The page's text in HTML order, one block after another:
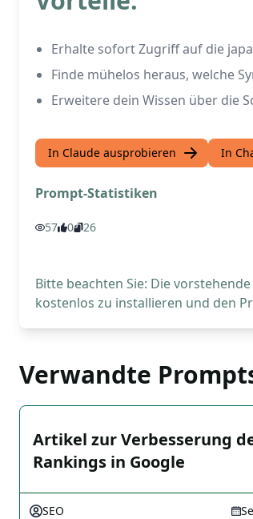
Erhalte sofort Zugriff auf die
Finde mühelos heraus, welche
Erweitere dein Wissen über die
In Claude ausprobieren In
Prompt-Statistiken
57 0 26
Bitte beachten Sie: Die
kostenlos zu installieren und den
Verwandte
Artikel zur Verbesserung
Rankings in Google
SEO